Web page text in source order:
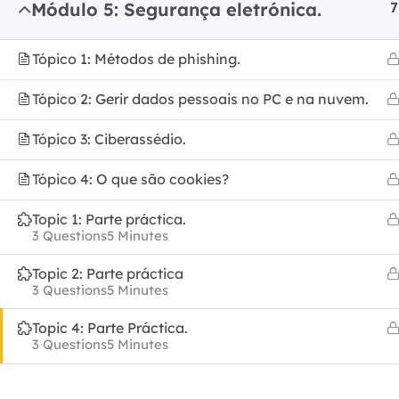
Módulo 5: Segurança eletrónica. 7
Tópico 1: Métodos de phishing.
Tópico 2: Gerir dados pessoais no PC e na nuvem.
Tópico 3: Ciberassédio.
Tópico 4: O que são cookies?
Topic 1: Parte práctica.
5 Minutes
3 Questions
Topic 2: Parte práctica
5 Minutes
3 Questions
Topic 4: Parte Práctica.
5 Minutes
3 Questions